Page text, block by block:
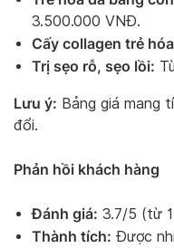
3.500.000 VNĐ.
Cấy collagen trẻ
Trị sẹo rỗ, sẹo lồi:
Lưu ý: Bảng giá mang
đổi.
Phản hồi khách hàng
Đánh giá: 3.7/5 (từ
Thành tích: Được